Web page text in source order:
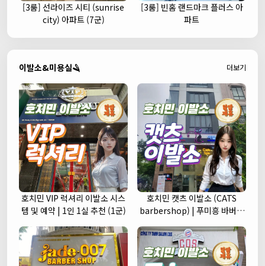
[3룸] 선라이즈 시티 (sunrise
city) 아파트 (7군)
[3룸] 빈홈 랜드마크 플러스 아
파트
이발소&미용실🪒 더보기
호치민 VIP 럭셔리 이발소 시스
템 및 예약 | 1인 1실 추천 (1군)
호치민 캣츠 이발소 (CATS
barbershop) | 푸미흥 바버샵